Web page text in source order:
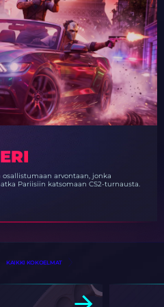
arvontaan, jonka
Pariisiin katsomaan CS2-turnausta.
KAIKKI KOKOELMAT